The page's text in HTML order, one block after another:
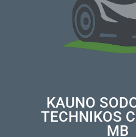
KAUNO
TECHNIKOS
MB